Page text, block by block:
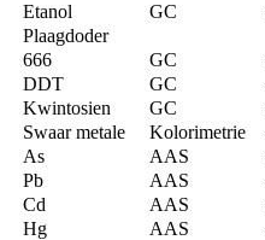
Etanol
GC
Plaagdoder
666
GC
DDT
GC
Kwintosien
GC
Swaar metale
Kolorimetrie
As
AAS
Pb
AAS
Cd
AAS
Hg
AAS